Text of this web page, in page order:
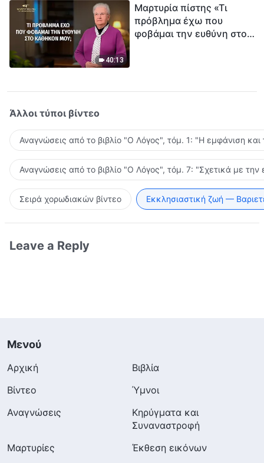
40:13
Μαρτυρία πίστης «Τι
πρόβλημα έχω που
φοβάμαι την ευθύνη στο
Άλλοι τύποι βίντεο
Αναγνώσεις από το βιβλίο "Ο Λόγος", τόμ. 1: "Η εμφάνιση
Αναγνώσεις από το βιβλίο "Ο Λόγος", τόμ. 7: "Σχετικά με την
Σειρά χορωδιακών βίντεο Εκκλησιαστική ζωή —
Leave a Reply
Μενού
Αρχική
Βιβλία
Βίντεο
Ύμνοι
Αναγνώσεις
Κηρύγματα και
Συναναστροφή
Μαρτυρίες
Έκθεση εικόνων